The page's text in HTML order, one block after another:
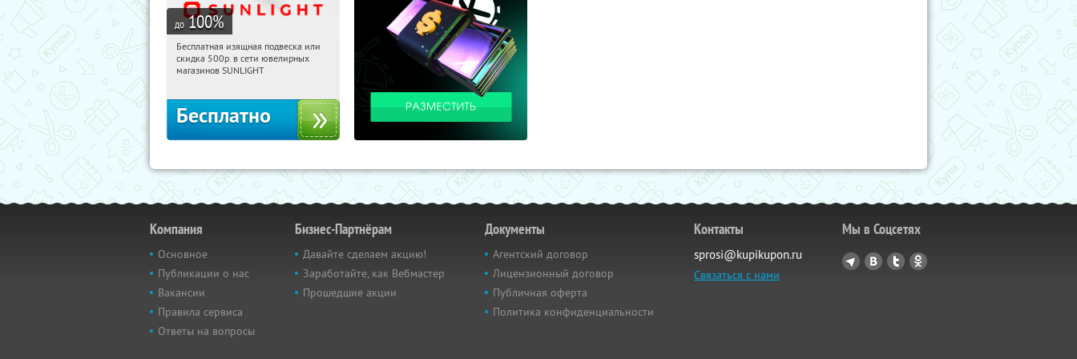
до 100%
20:23:50 Получили:
Россия
Бесплатная изящная подвеска или
скидка 500р. в сети ювелирных
магазинов SUNLIGHT
Бесплатно
Компания
Основное
Публикации о нас
Вакансии
Правила сервиса
Ответы на вопросы
Бизнес-Партнёрам
Давайте сделаем акцию!
Заработайте, как Вебмастер
Прошедшие акции
Документы
Агентский договор
Лицензионный договор
Публичная оферта
Политика конфиденциальности
Контакты
sprosi@kupikupon.ru
Связаться с нами
Мы в Соцсетях